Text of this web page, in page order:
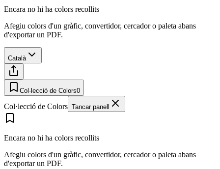
Encara no hi ha colors recollits
Afegiu colors d'un gràfic, convertidor, cercador o paleta abans
d'exportar un PDF.
Català
Col·lecció de Colors0
Col·lecció de Colors Tancar panell
Encara no hi ha colors recollits
Afegiu colors d'un gràfic, convertidor, cercador o paleta abans
d'exportar un PDF.